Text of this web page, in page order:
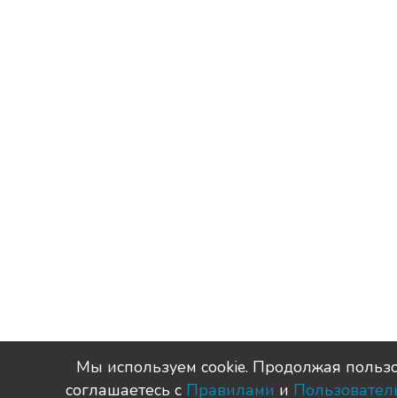
Мы используем сookie. Продолжая
соглашаетесь с Правилами и